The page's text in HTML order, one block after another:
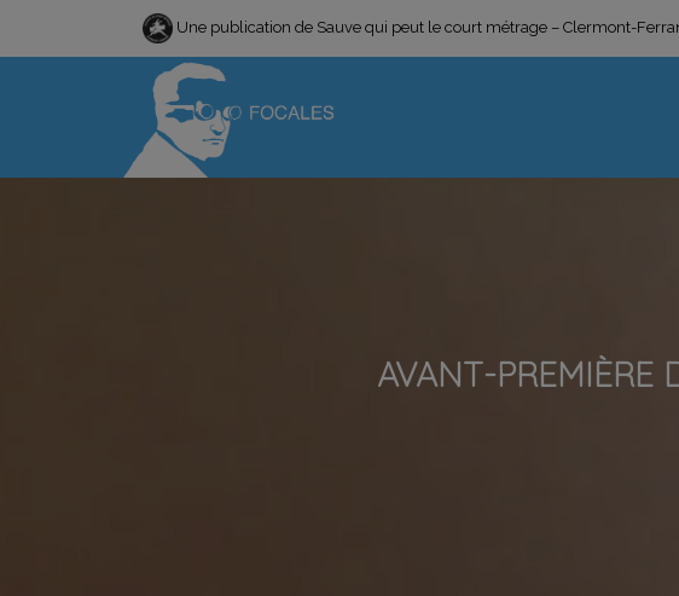
Une publication de Sauve qui peut le court métrage – Clermont-
AVANT-PREMIÈRE